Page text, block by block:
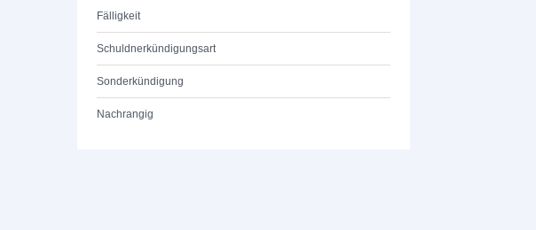
Fälligkeit
Schuldnerkündigungsart
Sonderkündigung
Nachrangig